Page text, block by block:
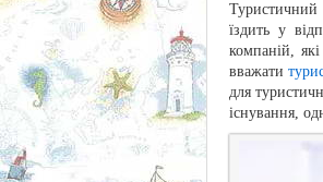
Туристичний
їздить у
компаній,
вважати
для
існування,